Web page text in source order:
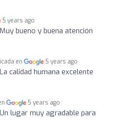
5 years ago
Muy bueno y buena atención
en 5 years ago
La calidad humana excelente
5 years ago
Un lugar muy agradable para